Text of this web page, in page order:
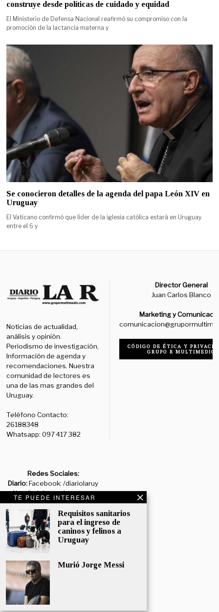
TE PUEDE INTERESAR
Requisitos sanitarios
para el ingreso de
caninos y felinos a
Uruguay
Murió Jorge Messi
construye desde políticas de cuidado y equidad
El Ministerio de Defensa Nacional reafirmó su compromiso con la
promoción de la lactancia materna y
Se conocieron detalles de la agenda del papa León XIV en
Uruguay
El Vaticano confirmó que líder de la iglesia católica estará en Uruguay
entre el 6 y
Noticias de actualidad,
análisis y opinión.
Periodismo de investigación,
Información de agenda y
recomendaciones. Nuestra
comunidad de lectores es
una de las mas grandes del
Uruguay.
Teléfono Contacto:
26188348
Whatsapp: 097 417 382
Director General
Juan Carlos Blanco
Marketing y
CÓDIGO DE ÉTICA Y
GRUPO R MULTIMEDIO
Redes Sociales:
Diario:Facebook: /diariolaruy
- X: @diariolaruy - Instagram:
@diariolar_uy
Departamento Comercial:
comercial@grupormultimedio.com
Departamento de Avisos:
avisos@grupormultimedio.com
Administración:
administracion@grupormultimedio.com